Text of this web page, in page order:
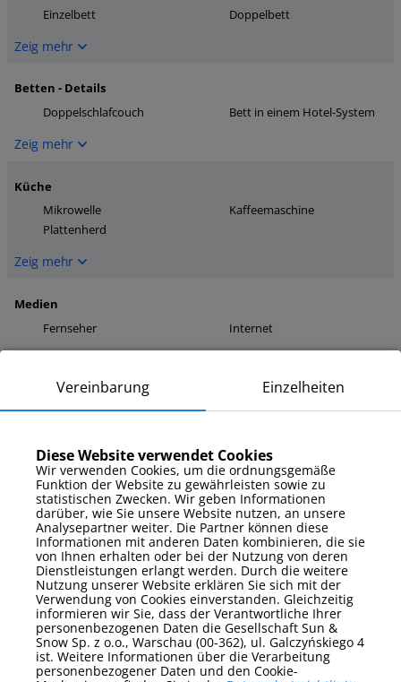
Einzelbett
Doppelbett
Zeig mehr
Betten - Details
Doppelschlafcouch
Bett in einem Hotel-System
Zeig mehr
Küche
Mikrowelle
Kaffeemaschine
Plattenherd
Zeig mehr
Medien
Fernseher
Internet
Zeig mehr
Zusatzausstattung
Bügeleisen
Bettwäsche und
Handtücher
Zeig mehr
Zusätzliche Eigenschaften
Terrasse
ohne Tiere
Einstufig
Vereinbarung Einzelheiten
Diese Website verwendet Cookies
Wir verwenden Cookies, um die ordnungsgemäße
Funktion der Website zu gewährleisten sowie zu
statistischen Zwecken. Wir geben Informationen
darüber, wie Sie unsere Website nutzen, an unsere
Analysepartner weiter. Die Partner können diese
Informationen mit anderen Daten kombinieren, die sie
von Ihnen erhalten oder bei der Nutzung von deren
Dienstleistungen erlangt werden. Durch die weitere
Nutzung unserer Website erklären Sie sich mit der
Verwendung von Cookies einverstanden. Gleichzeitig
informieren wir Sie, dass der Verantwortliche Ihrer
personenbezogenen Daten die Gesellschaft Sun &
Snow Sp. z o.o., Warschau (00-362), ul. Galczyńskiego 4
ist. Weitere Informationen über die Verarbeitung
personenbezogener Daten und den Cookie-